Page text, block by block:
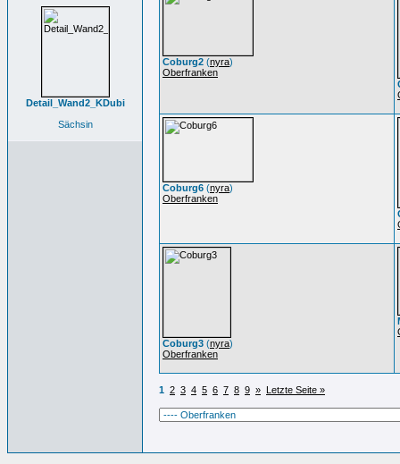
Detail_Wand2_KDubi
Sächsin
Coburg2 (nyra)
Oberfranken
Coburg6 (nyra)
Oberfranken
Coburg3 (nyra)
Oberfranken
1 2 3 4 5 6 7 8 9 » Letzte Seite »